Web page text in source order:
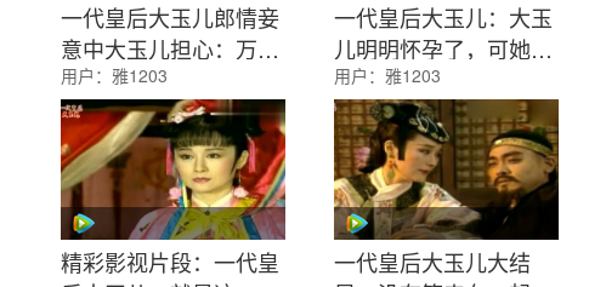
一代皇后大玉儿郎情妾
意中大玉儿担心：万一
我们有了孩子怎么办
用户： 雅1203
一代皇后大玉儿：大玉
儿明明怀孕了，可她为
了孩子却说是打嗝
用户： 雅1203
精彩影视片段：一代皇
一代皇后大玉儿大结